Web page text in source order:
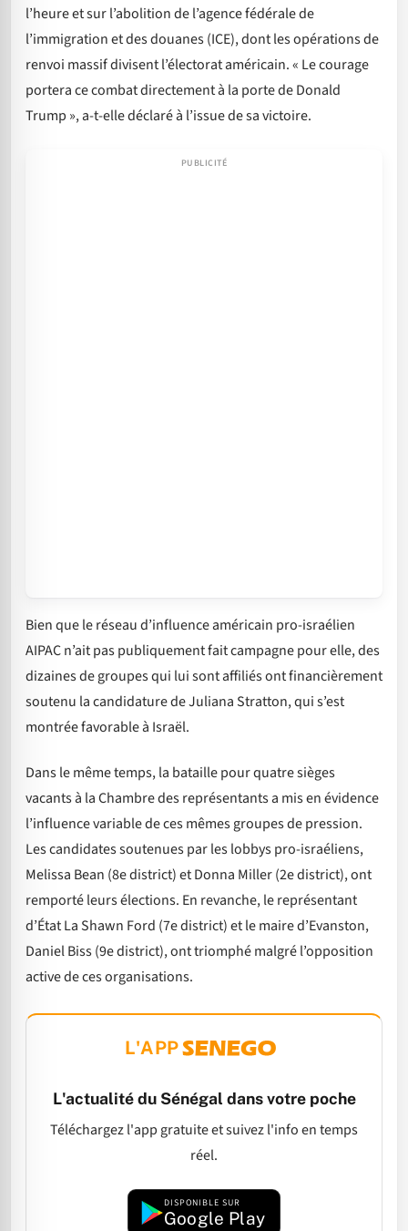
l’heure et sur l’abolition de l’agence fédérale de
l’immigration et des douanes (ICE), dont les opérations de
renvoi massif divisent l’électorat américain. « Le courage
portera ce combat directement à la porte de Donald
Trump », a-t-elle déclaré à l’issue de sa victoire.
Bien que le réseau d’influence américain pro-israélien
AIPAC n’ait pas publiquement fait campagne pour elle, des
dizaines de groupes qui lui sont affiliés ont financièrement
soutenu la candidature de Juliana Stratton, qui s’est
montrée favorable à Israël.
Dans le même temps, la bataille pour quatre sièges
vacants à la Chambre des représentants a mis en évidence
l’influence variable de ces mêmes groupes de pression.
Les candidates soutenues par les lobbys pro-israéliens,
Melissa Bean (8e district) et Donna Miller (2e district), ont
remporté leurs élections. En revanche, le représentant
d’État La Shawn Ford (7e district) et le maire d’Evanston,
Daniel Biss (9e district), ont triomphé malgré l’opposition
active de ces organisations.
L'APP
L'actualité du Sénégal dans votre poche
Téléchargez l'app gratuite et suivez l'info en temps
réel.
DISPONIBLE SUR
Google Play